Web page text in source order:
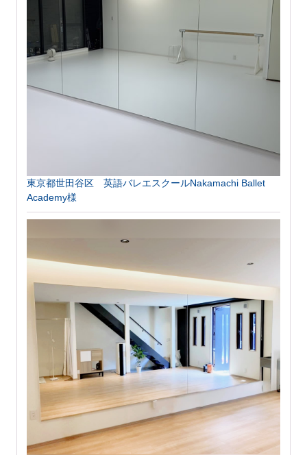
東京都世田谷区 英語バレエスクールNakamachi Ballet
Academy様